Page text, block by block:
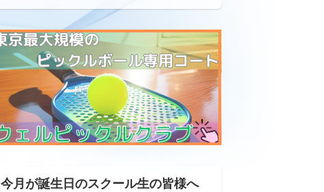
今月が誕生日のスクール生の皆様へ